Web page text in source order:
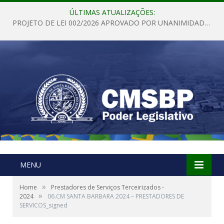
ÚLTIMAS ATUALIZAÇÕES:
PROJETO DE LEI 002/2026 APROVADO POR UNANIMIDADE EM SESSÃO ORDINÁRIA NESTA QUINTA – FEIRA 28 DE MAIO DE 2026
MENU
Home »
Prestadores de Serviços Terceirizados -
2024 »
06.CM SANTA BARBARA 2024 – PRESTADORES DE
SERVICOS_signed